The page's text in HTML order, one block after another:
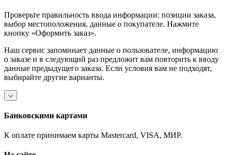
Проверьте правильность ввода информации: позиции заказа,
выбор местоположения, данные о покупателе. Нажмите
кнопку «Оформить заказ».
Наш сервис запоминает данные о пользователе, информацию
о заказе и в следующий раз предложит вам повторить к вводу
данные предыдущего заказа. Если условия вам не подходят,
выбирайте другие варианты.
Банковскими картами
К оплате принимаем карты Mastercard, VISA, МИР.